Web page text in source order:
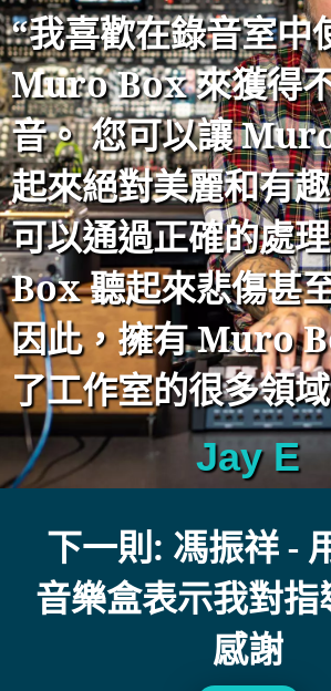
“我喜歡在錄音室中
Muro Box 來獲得
音。 您可以讓
起來絕對美麗和有
可以通過正確的處
Box 聽起來悲傷甚
因此，擁有 Muro
了工作室的很多領
Jay E
下一則: 馮振祥 -
音樂盒表示我對指
感謝